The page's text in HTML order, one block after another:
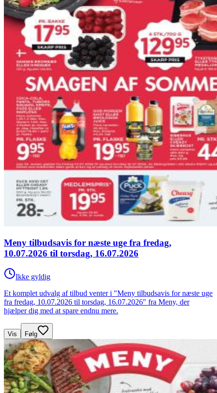
Meny tilbudsavis for næste uge fra fredag,
10.07.2026 til torsdag, 16.07.2026
Ikke gyldig
Et komplet udvalg af tilbud venter i "Meny tilbudsavis for næste uge
fra fredag, 10.07.2026 til torsdag, 16.07.2026" fra Meny, der
hjælper dig med at spare endnu mere.
Vis Følg